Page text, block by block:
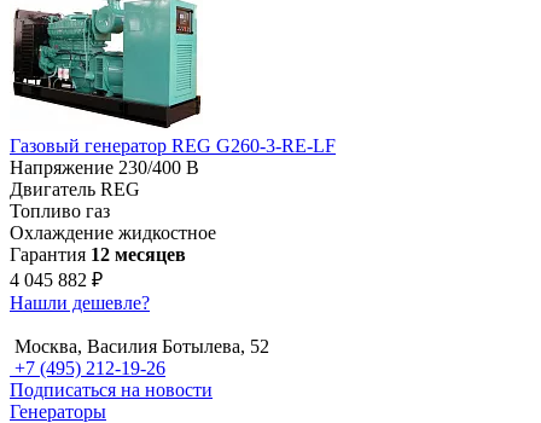
Газовый генератор REG G260-3-RE-LF
Напряжение 230/400 В
Двигатель REG
Топливо газ
Охлаждение жидкостное
Гарантия 12 месяцев
4 045 882 ₽
Нашли дешевле?
Москва, Василия Ботылева, 52
+7 (495) 212-19-26
Подписаться на новости
Генераторы